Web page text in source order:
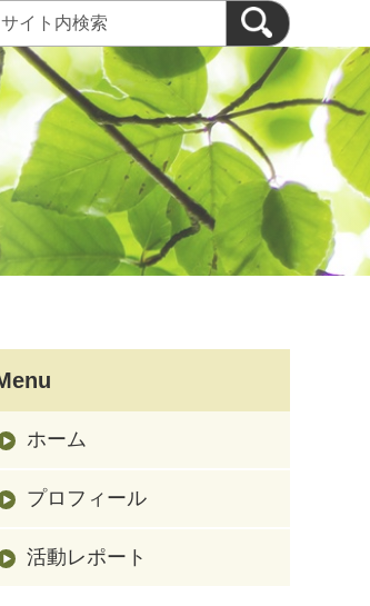
ホーム
プロフィール
活動レポート